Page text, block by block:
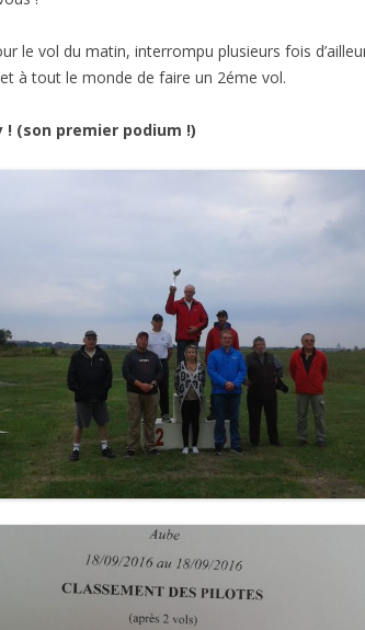
le vol du matin, interrompu plusieurs fois
à tout le monde de faire un 2éme vol.
! (son premier podium !)